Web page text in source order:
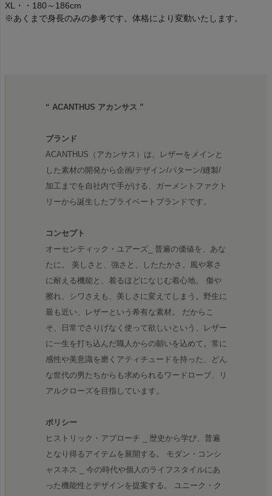
XL・・180～186cm
※あくまで身長のみの参考です。体格により変動いたします。
“ ACANTHUS アカンサス ”
ブランド
ACANTHUS（アカンサス）は、レザーをメインと
した素材の開発から企画/デザイン/パターン/縫製/
加工までを自社内で手がける、ガーメントファクト
リーから誕生したプライベートブランドです。
コンセプト
オーセンティック・ユアーズ_ 普遍の価値を、あな
たに。 美しさと、強さと、したたかさ。風や寒さ
に耐える機能と、着るほどになじむ着心地。 傷や
擦れ、シワさえも、美しさに変えてしまう。野生に
最も近い、レザーという希有な素材。 だからこ
そ、日常でさりげなく使って欲しいという、レザー
に一生を打ち込んだ職人からの願いを込めて。常に
感性や美意識を磨くアティチュードを持った、どん
な世代の男たちからも求められるワードローブ、リ
アルクローズを目指しています。
ポリシー
ヒストリック・アプローチ _ 歴史から学び、普遍
となり得るアイテムを展開する。 モダン・コンシ
ャスネス _ 今の時代や個人のライフスタイルにあ
った機能性とデザインを提案する。 ユニーク・ク